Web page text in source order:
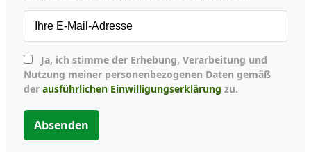
Nutzung meiner personenbezogenen Daten gemäß
der ausführlichen Einwilligungserklärung zu.
Absenden